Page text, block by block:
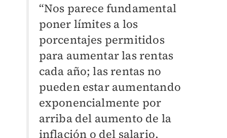
“Nos parece fundamental
poner límites a los
porcentajes permitidos
para aumentar las rentas
cada año; las rentas no
pueden estar aumentando
exponencialmente por
arriba del aumento de la
inflación o del salario,